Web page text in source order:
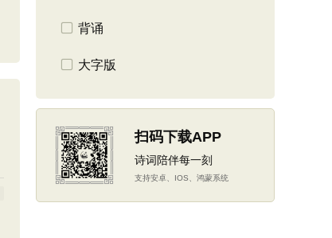
背诵
大字版
扫码下载APP
诗词陪伴每一刻
支持安卓、IOS、鸿蒙系统